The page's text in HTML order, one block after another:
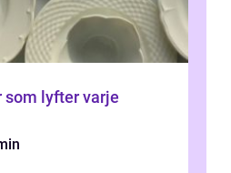
lyfter varje